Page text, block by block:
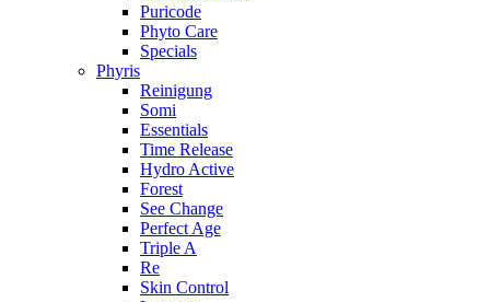
Puricode
Phyto Care
Specials
Phyris
Reinigung
Somi
Essentials
Time Release
Hydro Active
Forest
See Change
Perfect Age
Triple A
Re
Skin Control